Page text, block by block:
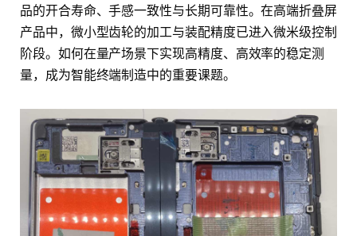
品的开合寿命、手感一致性与长期可靠性。在高端折叠屏
产品中，微小型齿轮的加工与装配精度已进入微米级控制
阶段。如何在量产场景下实现高精度、高效率的稳定测
量，成为智能终端制造中的重要课题。